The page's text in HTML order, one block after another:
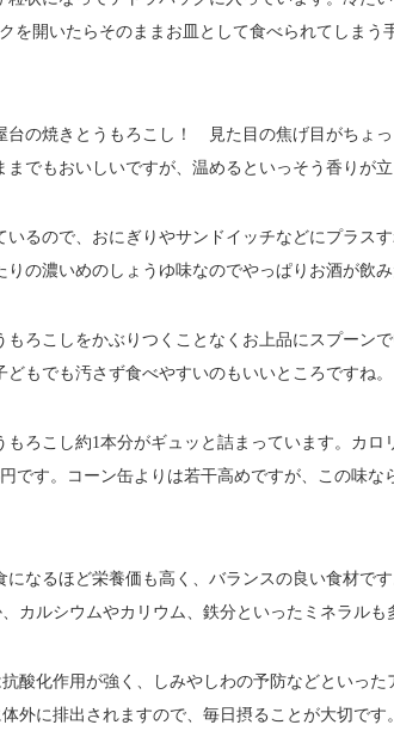
開いたらそのままお皿として食べられてしまう
台の焼きとうもろこし！ 見た目の焦げ目がちょ
までもおいしいですが、温めるといっそう香りが立
いるので、おにぎりやサンドイッチなどにプラス
りの濃いめのしょうゆ味なのでやっぱりお酒が飲み
もろこしをかぶりつくことなくお上品にスプーン
どもでも汚さず食べやすいのもいいところですね。
もろこし約1本分がギュッと詰まっています。カロ
です。コーン缶よりは若干高めですが、この味な
になるほど栄養価も高く、バランスの良い食材で
カルシウムやカリウム、鉄分といったミネラルも
酸化作用が強く、しみやしわの予防などといった
外に排出されますので、毎日摂ることが大切です